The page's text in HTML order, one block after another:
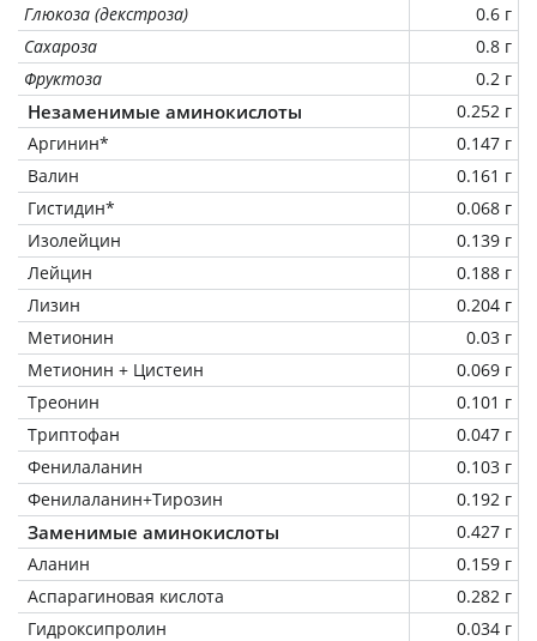
Глюкоза (декстроза)
0.6 г
Сахароза
0.8 г
Фруктоза
0.2 г
Незаменимые аминокислоты
0.252 г
Аргинин*
0.147 г
Валин
0.161 г
Гистидин*
0.068 г
Изолейцин
0.139 г
Лейцин
0.188 г
Лизин
0.204 г
Метионин
0.03 г
Метионин + Цистеин
0.069 г
Треонин
0.101 г
Триптофан
0.047 г
Фенилаланин
0.103 г
Фенилаланин+Тирозин
0.192 г
Заменимые аминокислоты
0.427 г
Аланин
0.159 г
Аспарагиновая кислота
0.282 г
Гидроксипролин
0.034 г